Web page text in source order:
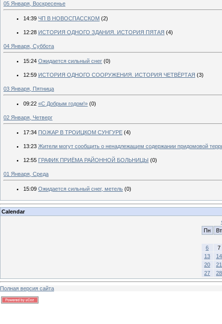
05 Января, Воскресенье
14:39 ЧП В НОВОСПАССКОМ (2)
12:28 ИСТОРИЯ ОДНОГО ЗДАНИЯ. ИСТОРИЯ ПЯТАЯ (4)
04 Января, Суббота
15:24 Ожидается сильный снег (0)
12:59 ИСТОРИЯ ОДНОГО СООРУЖЕНИЯ. ИСТОРИЯ ЧЕТВЁРТАЯ (3)
03 Января, Пятница
09:22 «С Добрым годом!» (0)
02 Января, Четверг
17:34 ПОЖАР В ТРОИЦКОМ СУНГУРЕ (4)
13:23 Жители могут сообщить о ненадлежащем содержании придомовой
12:55 ГРАФИК ПРИЁМА РАЙОННОЙ БОЛЬНИЦЫ (0)
01 Января, Среда
15:09 Ожидается сильный снег, метель (0)
Calendar
Пн
Вт
6
7
13
14
20
21
27
28
Полная версия сайта